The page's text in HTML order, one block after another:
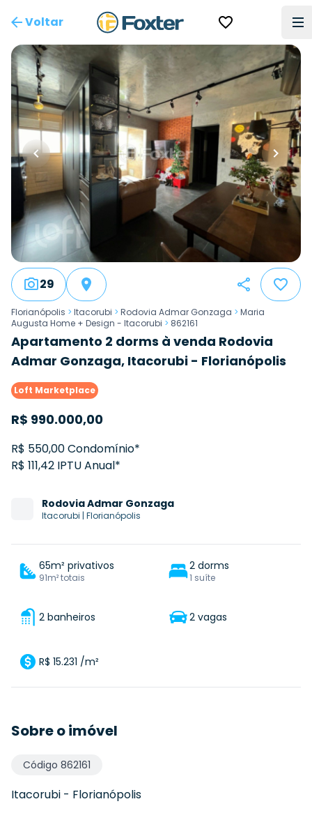
Voltar
29
Florianópolis > Itacorubi > Rodovia Admar Gonzaga > Maria
Augusta Home + Design - Itacorubi > 862161
Apartamento 2 dorms à venda Rodovia
Admar Gonzaga, Itacorubi - Florianópolis
Loft Marketplace
R$ 990.000,00
R$ 550,00 Condomínio*
R$ 111,42 IPTU Anual*
RodoviaAdmar Gonzaga
Itacorubi | Florianópolis
65m² privativos
91m² totais
2 dorms
1 suíte
2 banheiros 2 vagas
R$ 15.231 /m²
Sobre o imóvel
Código 862161
Itacorubi - Florianópolis